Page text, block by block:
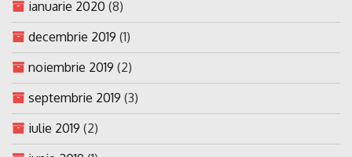
ianuarie 2020 (8)
decembrie 2019 (1)
noiembrie 2019 (2)
septembrie 2019 (3)
iulie 2019 (2)